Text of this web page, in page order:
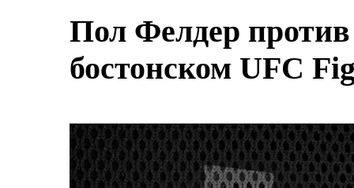
Пол Фелдер
бостонском UFC